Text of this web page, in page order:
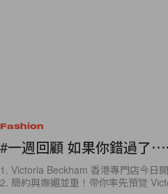
Fashion
#一週回顧 如果你錯過了
1. Victoria Beckham 香港專門店今日
2. 簡約與嫵媚並重！帶你率先預覽